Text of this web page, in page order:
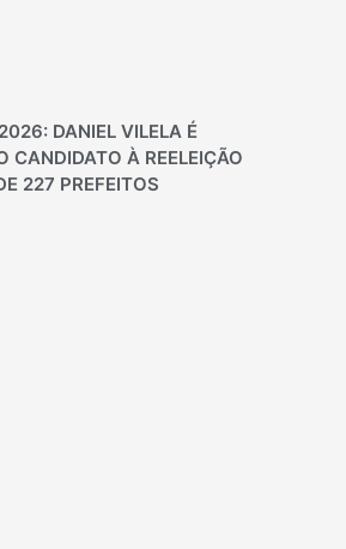
DANIEL VILELA É
CANDIDATO À REELEIÇÃO
227 PREFEITOS